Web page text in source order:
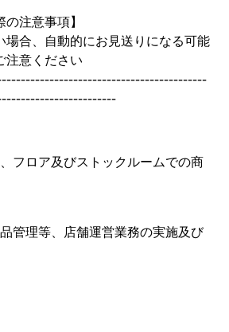
の注意事項】
場合、自動的にお見送りになる可能
注意ください
フロア及びストックルームでの商
管理等、店舗運営業務の実施及び